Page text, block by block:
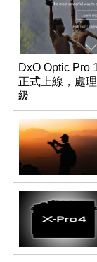
DxO Optic Pro
正式上線，處
級